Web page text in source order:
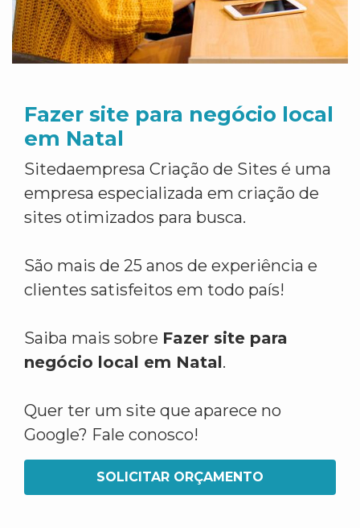
Fazer site para negócio local
em Natal
Sitedaempresa Criação de Sites é uma
empresa especializada em criação de
sites otimizados para busca.
São mais de 25 anos de experiência e
clientes satisfeitos em todo país!
Saiba mais sobre Fazer site para
negócio local em Natal.
Quer ter um site que aparece no
Google? Fale conosco!
SOLICITAR ORÇAMENTO